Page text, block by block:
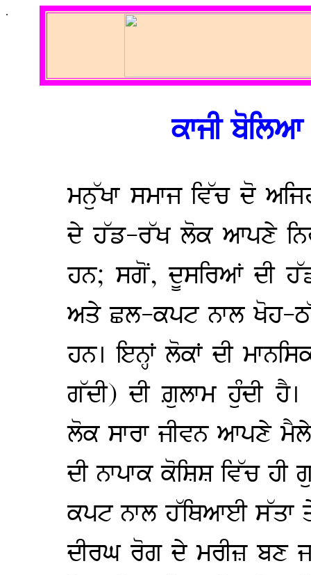
.
ਕਾਜੀ
ਮਨੁੱਖਾ ਸਮਾਜ ਵਿੱਚ ਦੋ
ਦੇ ਹੱਡ-ਰੱਖ ਲੋਕ ਆਪਣੇ
ਹਨ; ਸਗੋਂ, ਦੂਸਰਿਆਂ ਦੀ
ਅਤੇ ਛਲ-ਕਪਟ ਨਾਲ ਖੋਹ-
ਹਨ। ਇਨ੍ਹਾਂ ਲੋਕਾਂ ਦੀ
ਗੱਦੀ) ਦੀ ਗ਼ੁਲਾਮ ਹੁੰਦੀ
ਲੋਕ ਸਾਰਾ ਜੀਵਨ ਆਪਣੇ
ਦੀ ਨਾਪਾਕ ਕੋਸ਼ਿਸ਼ ਵਿੱਚ
ਕਪਟ ਨਾਲ ਹੱਥਿਆਈ
ਦੀਰਘ ਰੋਗ ਦੇ ਮਰੀਜ਼ ਬਣ